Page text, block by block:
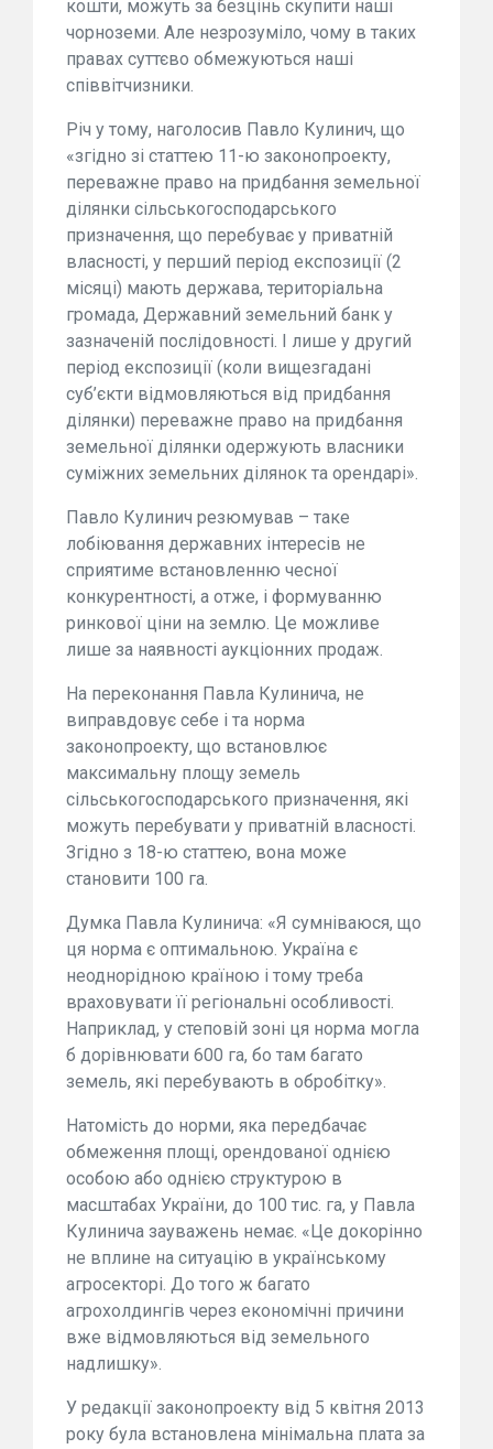
кошти, можуть за безцінь скупити наші
чорноземи. Але незрозуміло, чому в таких
правах суттєво обмежуються наші
співвітчизники.
Річ у тому, наголосив Павло Кулинич, що
«згідно зі статтею 11-ю законопроекту,
переважне право на придбання земельної
ділянки сільськогосподарського
призначення, що перебуває у приватній
власності, у перший період експозиції (2
місяці) мають держава, територіальна
громада, Державний земельний банк у
зазначеній послідовності. І лише у другий
період експозиції (коли вищезгадані
суб’єкти відмовляються від придбання
ділянки) переважне право на придбання
земельної ділянки одержують власники
суміжних земельних ділянок та орендарі».
Павло Кулинич резюмував – таке
лобіювання державних інтересів не
сприятиме встановленню чесної
конкурентності, а отже, і формуванню
ринкової ціни на землю. Це можливе
лише за наявності аукціонних продаж.
На переконання Павла Кулинича, не
виправдовує себе і та норма
законопроекту, що встановлює
максимальну площу земель
сільськогосподарського призначення, які
можуть перебувати у приватній власності.
Згідно з 18-ю статтею, вона може
становити 100 га.
Думка Павла Кулинича: «Я сумніваюся, що
ця норма є оптимальною. Україна є
неоднорідною країною і тому треба
враховувати її регіональні особливості.
Наприклад, у степовій зоні ця норма могла
б дорівнювати 600 га, бо там багато
земель, які перебувають в обробітку».
Натомість до норми, яка передбачає
обмеження площі, орендованої однією
особою або однією структурою в
масштабах України, до 100 тис. га, у Павла
Кулинича зауважень немає. «Це докорінно
не вплине на ситуацію в українському
агросекторі. До того ж багато
агрохолдингів через економічні причини
вже відмовляються від земельного
надлишку».
У редакції законопроекту від 5 квітня 2013
року була встановлена мінімальна плата за